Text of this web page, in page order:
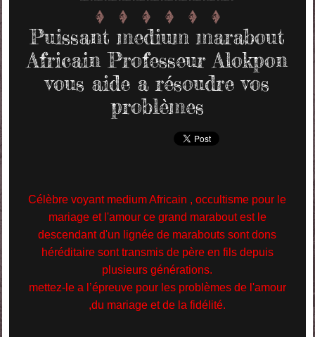
Puissant medium marabout
Africain Professeur Alokpon
vous aide a résoudre vos
problèmes
Célèbre voyant medium Africain , occultisme pour le
mariage et l'amour ce grand marabout est le
descendant d'un lignée de marabouts sont dons
héréditaire sont transmis de père en fils depuis
plusieurs générations.
mettez-le a l’épreuve pour les problèmes de l'amour
,du mariage et de la fidélité.